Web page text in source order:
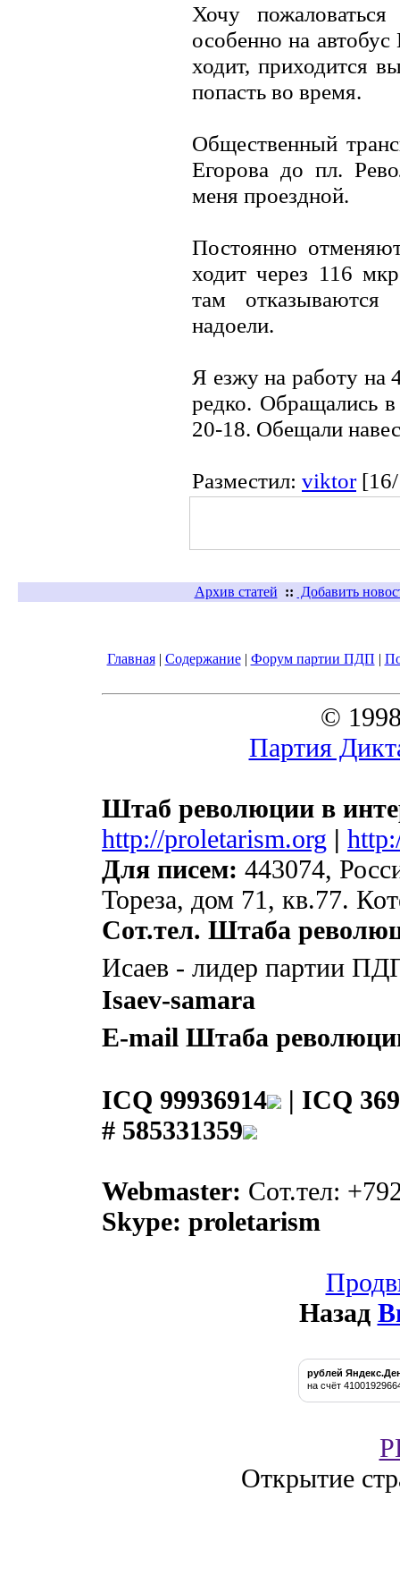
Хочу
особенно на
ходит, приходится
попасть во время.
Общественный
Егорова до пл.
меня проездной.
Постоянно
ходит через 116
там отказываются
надоели.
Я езжу на работу на
редко. Обращались
20-18. Обещали
Разместил: viktor
Архив статей :: Добавить
Главная| Содержание| Форум партии ПДП |
©
Партия
Штаб революции в
http://proletarism.org |
Для писем: 443074,
Тореза, дом 71, кв.77.
Сот.тел. Штаба
Исаев - лидер партии
Isaev-samara
E-mail Штаба
ICQ 99936914 | ICQ
# 585331359
Webmaster: Сот.тел:
Skype: proletarism
Назад
рублей
на счёт
Открытие